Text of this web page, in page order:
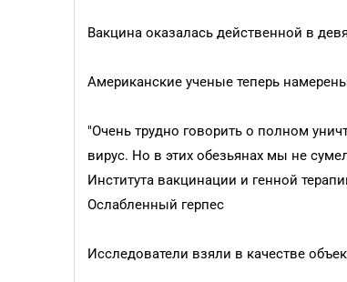
Вакцина оказалась действенной в
Американские ученые теперь
"Очень трудно говорить о полном
вирус. Но в этих обезьянах мы не
Института вакцинации и генной
Ослабленный герпес
Исследователи взяли в качестве